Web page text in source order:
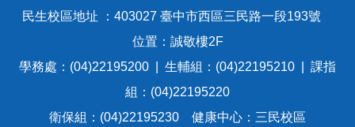
民生校區地址 ：403027 臺中市西區三民路一段193號
位置：誠敬樓2F
學務處：(04)22195200 | 生輔組：(04)22195210 | 課指
組：(04)22195220
衛保組：(04)22195230 健康中心：三民校區